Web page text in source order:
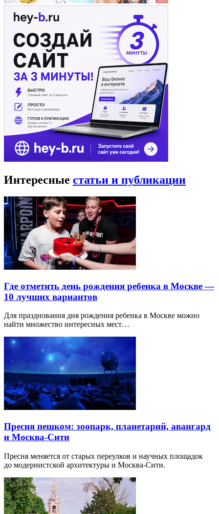
Интересные статьи и публикации
Где отметить день рождения ребенка в Москве —
10 лучших вариантов
Для празднования дня рождения ребенка в Москве можно
найти множество интересных мест…
Пресня пешком: зоопарк, планетарий, авангард
и Москва-Сити
Пресня меняется от старых переулков и научных площадок
до модернистской архитектуры и Москва-Сити.